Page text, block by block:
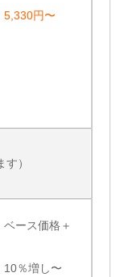
5,330円〜
）
ベース価格＋
10％増し〜